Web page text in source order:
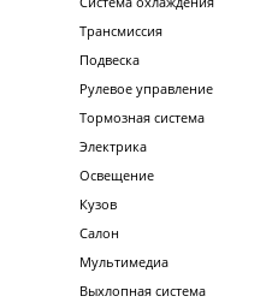
Трансмиссия
Подвеска
Рулевое управление
Тормозная система
Электрика
Освещение
Кузов
Салон
Мультимедиа
Выхлопная система